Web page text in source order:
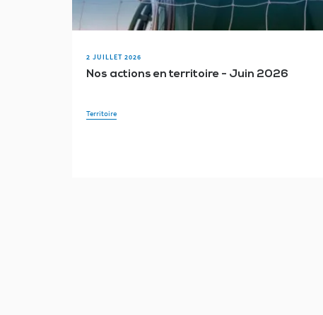
2 JUILLET 2026
Nos actions en territoire - Juin 2026
Territoire